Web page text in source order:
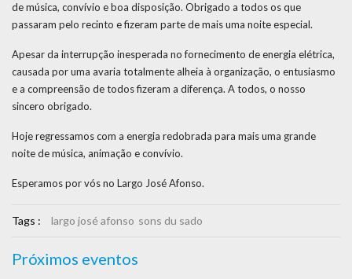
de música, convívio e boa disposição. Obrigado a todos os que
passaram pelo recinto e fizeram parte de mais uma noite especial.
Apesar da interrupção inesperada no fornecimento de energia elétrica,
causada por uma avaria totalmente alheia à organização, o entusiasmo
e a compreensão de todos fizeram a diferença. A todos, o nosso
sincero obrigado.
Hoje regressamos com a energia redobrada para mais uma grande
noite de música, animação e convívio.
Esperamos por vós no Largo José Afonso.
Tags : largo josé afonso sons du sado
Próximos eventos